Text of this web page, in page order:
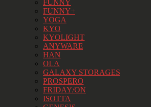
FUNNY
FUNNY+
YOGA
KYO
KYOLIGHT
ANYWARE
HAN
OLA
GALAXY STORAGES
PROSPERO
FRIDAY/ON
ISOTTA